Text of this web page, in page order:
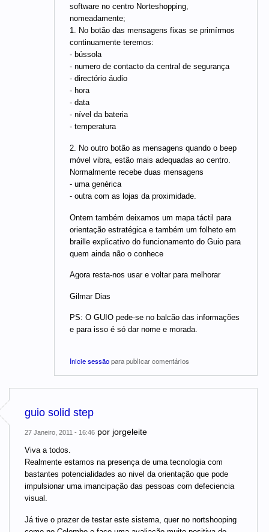
software no centro Norteshopping,
nomeadamente;
1. No botão das mensagens fixas se primírmos
continuamente teremos:
- bússola
- numero de contacto da central de segurança
- directório áudio
- hora
- data
- nível da bateria
- temperatura
2. No outro botão as mensagens quando o beep
móvel vibra, estão mais adequadas ao centro.
Normalmente recebe duas mensagens
- uma genérica
- outra com as lojas da proximidade.
Ontem também deixamos um mapa táctil para
orientação estratégica e também um folheto em
braille explicativo do funcionamento do Guio para
quem ainda não o conhece
Agora resta-nos usar e voltar para melhorar
Gilmar Dias
PS: O GUIO pede-se no balcão das informações
e para isso é só dar nome e morada.
Inicie sessãopara publicar comentários
guio solid step
27 Janeiro, 2011 - 16:46 por jorgeleite
Viva a todos.
Realmente estamos na presença de uma tecnologia com
bastantes potencialidades ao nivel da orientação que pode
impulsionar uma imancipação das pessoas com defeciencia
visual.
Já tive o prazer de testar este sistema, quer no nortshooping